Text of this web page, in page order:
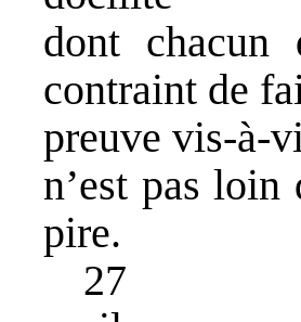
dont
contraint de
preuve vis-à-
n’est pas loin
pire.
27